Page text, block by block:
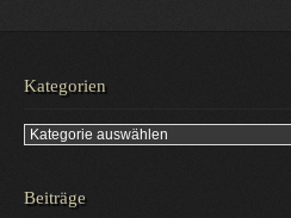
Kategorien
Kategorien
Beiträge